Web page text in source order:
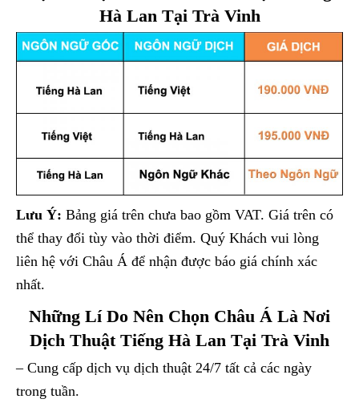
Hà Lan Tại Trà Vinh
Lưu Ý: Bảng giá trên chưa bao gồm VAT. Giá trên có
thể thay đổi tùy vào thời điểm. Quý Khách vui lòng
liên hệ với Châu Á để nhận được báo giá chính xác
nhất.
Những Lí Do Nên Chọn Châu Á Là Nơi
Dịch Thuật Tiếng Hà Lan Tại Trà Vinh
– Cung cấp dịch vụ dịch thuật 24/7 tất cả các ngày
trong tuần.